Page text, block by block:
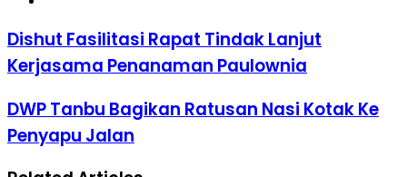
Dishut Fasilitasi Rapat Tindak Lanjut
Kerjasama Penanaman Paulownia
DWP Tanbu Bagikan Ratusan Nasi Kotak Ke
Penyapu Jalan